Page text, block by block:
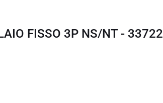
FISSO 3P NS/NT - 33722